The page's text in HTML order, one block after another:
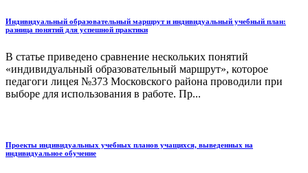
Индивидуальный образовательный маршрут и индивидуальный учебный план:
разница понятий для успешной практики
В статье приведено сравнение нескольких понятий
«индивидуальный образовательный маршрут», которое
педагоги лицея №373 Московского района проводили при
выборе для использования в работе. Пр...
Проекты индивидуальных учебных планов учащихся, выведенных на
индивидуальное обучение